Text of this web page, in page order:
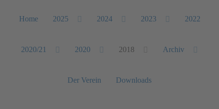
Home 2025 2024 2023 2022
2020/21 2020 2018 Archiv
Der Verein Downloads